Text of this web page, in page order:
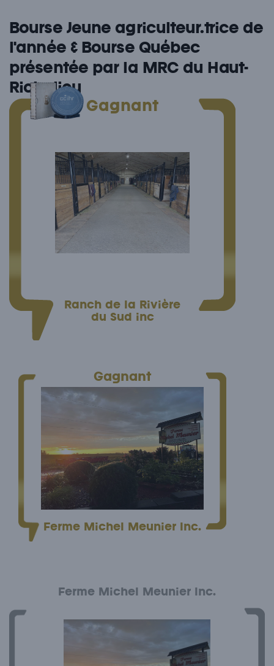
Bourse Jeune agriculteur.trice de
l'année & Bourse Québec
présentée par la MRC du Haut-
Richelieu
Gagnant
Ranch de la Rivière
du Sud inc
Gagnant
Ferme Michel Meunier Inc.
Ferme Michel Meunier Inc.